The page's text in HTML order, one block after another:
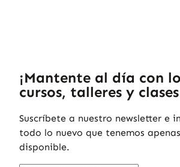
¡Mantente al día con
cursos, talleres y
Suscríbete a nuestro newsletter e
todo lo nuevo que tenemos
disponible.